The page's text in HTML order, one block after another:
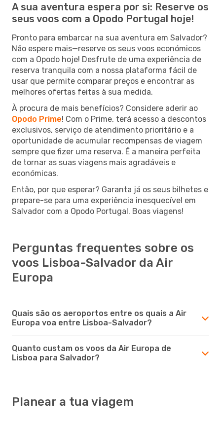
A sua aventura espera por si: Reserve os
seus voos com a Opodo Portugal hoje!
Pronto para embarcar na sua aventura em Salvador?
Não espere mais—reserve os seus voos económicos
com a Opodo hoje! Desfrute de uma experiência de
reserva tranquila com a nossa plataforma fácil de
usar que permite comparar preços e encontrar as
melhores ofertas feitas à sua medida.
À procura de mais benefícios? Considere aderir ao
Opodo Prime! Com o Prime, terá acesso a descontos
exclusivos, serviço de atendimento prioritário e a
oportunidade de acumular recompensas de viagem
sempre que fizer uma reserva. É a maneira perfeita
de tornar as suas viagens mais agradáveis e
económicas.
Então, por que esperar? Garanta já os seus bilhetes e
prepare-se para uma experiência inesquecível em
Salvador com a Opodo Portugal. Boas viagens!
Perguntas frequentes sobre os
voos Lisboa-Salvador da Air
Europa
Quais são os aeroportos entre os quais a Air
Europa voa entre Lisboa-Salvador?
Quanto custam os voos da Air Europa de
Lisboa para Salvador?
Planear a tua viagem